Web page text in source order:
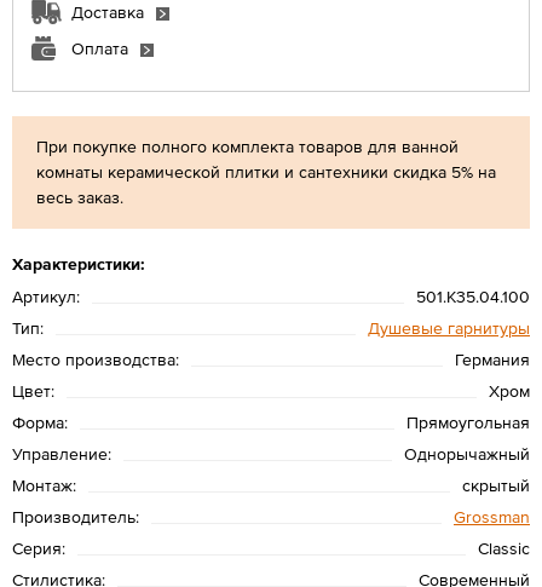
При покупке полного комплекта товаров для ванной
комнаты керамической плитки и сантехники скидка 5% на
весь заказ.
Характеристики:
Артикул:
501.K35.04.100
Тип:
Душевые гарнитуры
Место производства:
Германия
Цвет:
Хром
Форма:
Прямоугольная
Управление:
Однорычажный
Монтаж:
скрытый
Производитель:
Grossman
Серия:
Classic
Стилистика:
Современный
Доставка
Оплата